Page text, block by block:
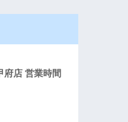
府店 営業時間